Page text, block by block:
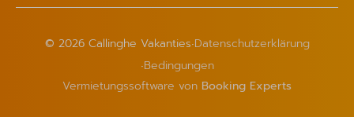
© 2026 Callinghe Vakanties·Datenschutzerklärung
·Bedingungen
Vermietungssoftware von Booking Experts